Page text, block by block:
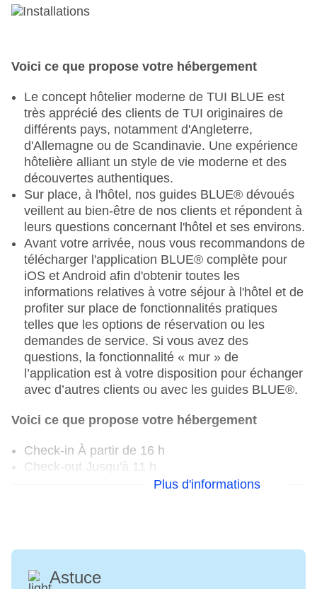
Voici ce que propose votre hébergement
Le concept hôtelier moderne de TUI BLUE est
très apprécié des clients de TUI originaires de
différents pays, notamment d'Angleterre,
d'Allemagne ou de Scandinavie. Une expérience
hôtelière alliant un style de vie moderne et des
découvertes authentiques.
Sur place, à l'hôtel, nos guides BLUE® dévoués
veillent au bien-être de nos clients et répondent à
leurs questions concernant l'hôtel et ses environs.
Avant votre arrivée, nous vous recommandons de
télécharger l'application BLUE® complète pour
iOS et Android afin d'obtenir toutes les
informations relatives à votre séjour à l'hôtel et de
profiter sur place de fonctionnalités pratiques
telles que les options de réservation ou les
demandes de service. Si vous avez des
questions, la fonctionnalité « mur » de
l’application est à votre disposition pour échanger
avec d’autres clients ou avec les guides BLUE®.
Voici ce que propose votre hébergement
Check-in À partir de 16 h
Check-out Jusqu'à 11 h
Réception, service de change disponible
Distributeur automatique de billets dans
Plus d'informations
Astuce